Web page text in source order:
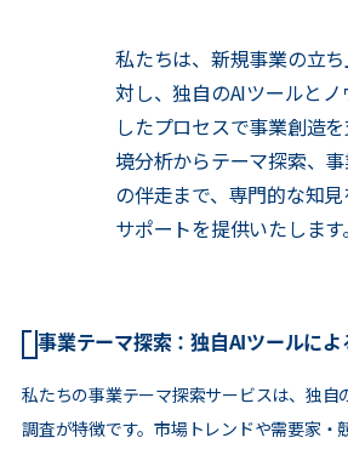
私たちは、新規事業の立
対し、独自のAIツールと
したプロセスで事業創造
境分析からテーマ探索、
の伴走まで、専門的な知
サポートを提供いたします。
事業テーマ探索：独自AIツールに
私たちの事業テーマ探索サービスは、独自
調査が特徴です。市場トレンドや需要家・